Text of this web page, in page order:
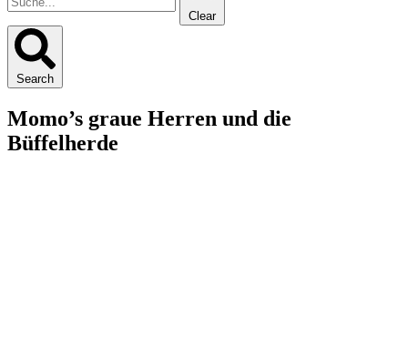
Clear
Search
Momo’s graue Herren und die
Büffelherde